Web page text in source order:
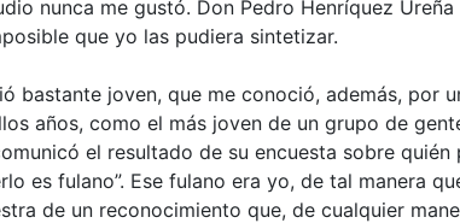
nunca me gustó. Don Pedro Henríquez Ureña
que yo las pudiera sintetizar.
bastante joven, que me conoció, además, por
años, como el más joven de un grupo de
el resultado de su encuesta sobre quién
es fulano”. Ese fulano era yo, de tal manera
de un reconocimiento que, de cualquier